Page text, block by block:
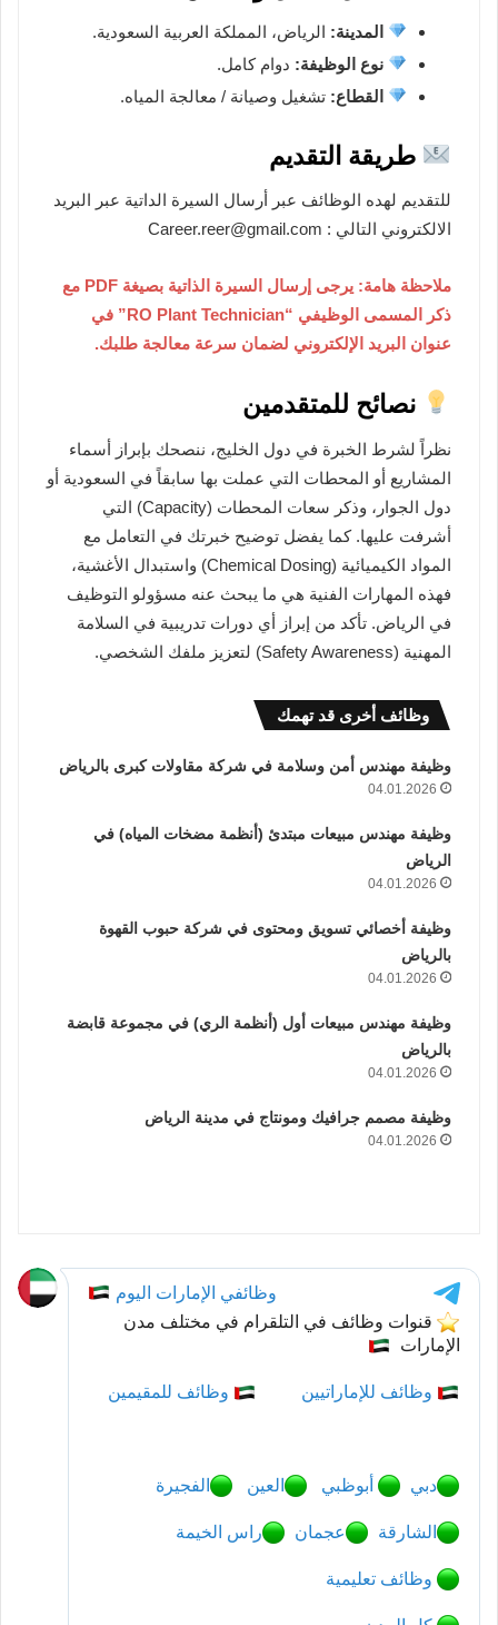
المدينة: الرياض، المملكة العربية السعودية.
نوع الوظيفة: دوام كامل.
القطاع: تشغيل وصيانة / معالجة المياه.
طريقة التقديم
للتقديم لهده الوظائف عبر أرسال السيرة الداتية عبر البريد
الالكتروني التالي : Career.reer@gmail.com
ملاحظة هامة: يرجى إرسال السيرة الذاتية بصيغة PDF مع
ذكر المسمى الوظيفي “RO Plant Technician” في
عنوان البريد الإلكتروني لضمان سرعة معالجة طلبك.
نصائح للمتقدمين
نظراً لشرط الخبرة في دول الخليج، ننصحك بإبراز أسماء
المشاريع أو المحطات التي عملت بها سابقاً في السعودية أو
دول الجوار، وذكر سعات المحطات (Capacity) التي
أشرفت عليها. كما يفضل توضيح خبرتك في التعامل مع
المواد الكيميائية (Chemical Dosing) واستبدال الأغشية،
فهذه المهارات الفنية هي ما يبحث عنه مسؤولو التوظيف
في الرياض. تأكد من إبراز أي دورات تدريبية في السلامة
المهنية (Safety Awareness) لتعزيز ملفك الشخصي.
وظائف أخرى قد تهمك
وظيفة مهندس أمن وسلامة في شركة مقاولات كبرى بالرياض
04.01.2026
وظيفة مهندس مبيعات مبتدئ (أنظمة مضخات المياه) في
الرياض
04.01.2026
وظيفة أخصائي تسويق ومحتوى في شركة حبوب القهوة
بالرياض
04.01.2026
وظيفة مهندس مبيعات أول (أنظمة الري) في مجموعة قابضة
بالرياض
04.01.2026
وظيفة مصمم جرافيك ومونتاج في مدينة الرياض
04.01.2026